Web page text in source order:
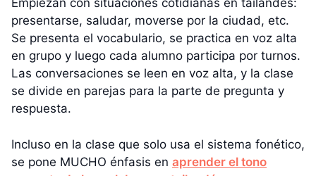
Empiezan con situaciones cotidianas en tailandés:
presentarse, saludar, moverse por la ciudad, etc.
Se presenta el vocabulario, se practica en voz alta
en grupo y luego cada alumno participa por turnos.
Las conversaciones se leen en voz alta, y la clase
se divide en parejas para la parte de pregunta y
respuesta.
Incluso en la clase que solo usa el sistema fonético,
se pone MUCHO énfasis en aprender el tono